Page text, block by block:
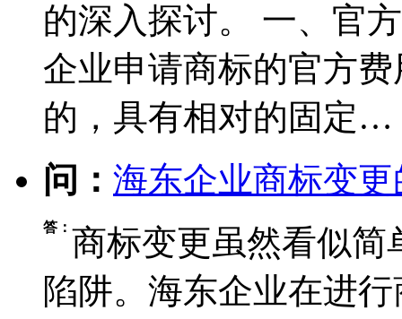
的深入探讨。 一、官
企业申请商标的官方
的，具有相对的固定…
问： 海东企业商标变
答： 商标变更虽然看似简
陷阱。海东企业在进